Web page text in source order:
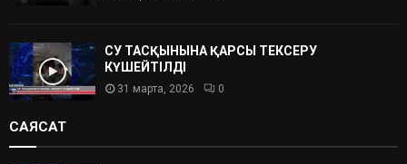
СУ ТАСҚЫНЫНА ҚАРСЫ ТЕКСЕРУ
КҮШЕЙТІЛДІ
31 марта, 2026 0
САЯСАТ